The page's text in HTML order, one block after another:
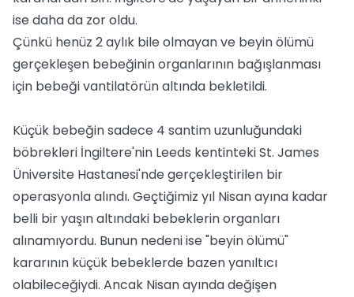
ise daha da zor oldu.
Çünkü henüz 2 aylık bile olmayan ve beyin ölümü
gerçekleşen bebeğinin organlarının bağışlanması
için bebeği vantilatörün altında bekletildi.
Küçük bebeğin sadece 4 santim uzunluğundaki
böbrekleri İngiltere'nin Leeds kentinteki St. James
Üniversite Hastanesi'nde gerçekleştirilen bir
operasyonla alındı. Geçtiğimiz yıl Nisan ayına kadar
belli bir yaşın altındaki bebeklerin organları
alınamıyordu. Bunun nedeni ise "beyin ölümü"
kararının küçük bebeklerde bazen yanıltıcı
olabileceğiydi. Ancak Nisan ayında değişen